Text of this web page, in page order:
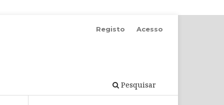
Pesquisar
Registo Acesso